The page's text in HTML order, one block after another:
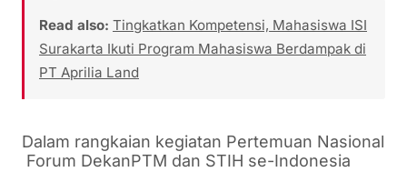
Read also: Tingkatkan Kompetensi, Mahasiswa ISI
Surakarta Ikuti Program Mahasiswa Berdampak di
PT Aprilia Land
Dalam rangkaian kegiatan Pertemuan Nasional
Forum DekanPTM dan STIH se-Indonesia